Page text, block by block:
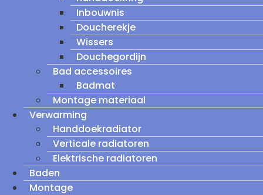
Inbouwnis
Doucherekje
Wissers
Douchegordijn
Bad accessoires
Badmat
Montage materiaal
Verwarming
Handdoekradiator
Verticale radiatoren
Elektrische radiatoren
Baden
Montage